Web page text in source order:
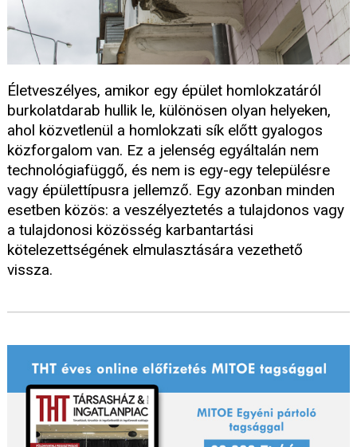
Életveszélyes, amikor egy épület homlokzatáról
burkolatdarab hullik le, különösen olyan helyeken,
ahol közvetlenül a homlokzati sík előtt gyalogos
közforgalom van. Ez a jelenség egyáltalán nem
technológiafüggő, és nem is egy-egy településre
vagy épülettípusra jellemző. Egy azonban minden
esetben közös: a veszélyeztetés a tulajdonos vagy
a tulajdonosi közösség karbantartási
kötelezettségének elmulasztására vezethető
vissza.